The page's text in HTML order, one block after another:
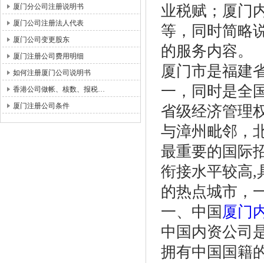
厦门分公司注册说明书
厦门公司注册法人代表
厦门公司变更股东
厦门注册公司费用明细
如何注册厦门公司说明书
香港公司做帐、核数、报税…
厦门注册公司条件
业税赋；厦门
等，同时简略
的服务内容。
厦门市是福建
一，同时是全
省级经济管理
与漳州毗邻，
最重要的国际
衔接水平较高,
的热点城市，
一、中国 厦门
中国内资公司
拥有中国国籍